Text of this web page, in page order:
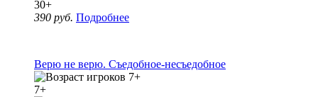
30+
390 руб. Подробнее
Верю не верю. Съедобное-несъедобное
7+